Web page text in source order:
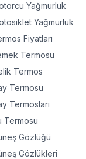
Yağmurluk
Yağmurluk
Fiyatları
Termosu
Termos
Termosu
Termosları
Termosu
Gözlüğü
Gözlükleri